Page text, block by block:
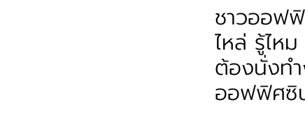
ชาวออฟ
ไหล่ รู้ไห
ต้องนั่งทำ
ออฟฟิศซิ